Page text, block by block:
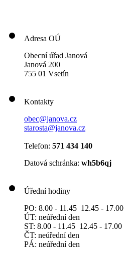
Adresa OÚ
Obecní úřad Janová
Janová 200
755 01 Vsetín
Kontakty
obec@janova.cz
starosta@janova.cz
Telefon: 571 434 140
Datová schránka: wh5b6qj
Úřední hodiny
PO: 8.00 - 11.45 12.45 - 17.00
ÚT: neúřední den
ST: 8.00 - 11.45 12.45 - 17.00
ČT: neúřední den
PÁ: neúřední den